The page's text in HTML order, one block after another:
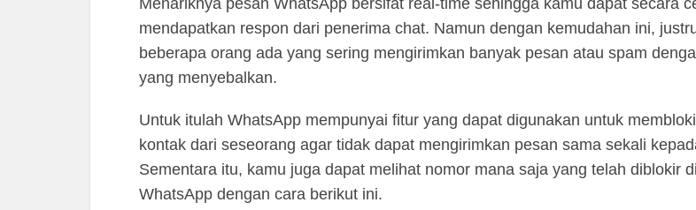
Menariknya pesan WhatsApp bersifat real-time sehingga kamu dapat secara
mendapatkan respon dari penerima chat. Namun dengan kemudahan ini,
beberapa orang ada yang sering mengirimkan banyak pesan atau spam
yang menyebalkan.
Untuk itulah WhatsApp mempunyai fitur yang dapat digunakan untuk
kontak dari seseorang agar tidak dapat mengirimkan pesan sama sekali
Sementara itu, kamu juga dapat melihat nomor mana saja yang telah diblokir di
WhatsApp dengan cara berikut ini.